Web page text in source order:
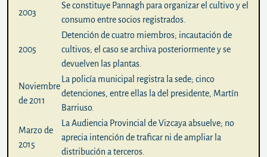
2003
Se constituye Pannagh para organizar el cultivo y el
consumo entre socios registrados.
2005
Detención de cuatro miembros; incautación de
cultivos; el caso se archiva posteriormente y se
devuelven las plantas.
Noviembre
de 2011
La policía municipal registra la sede; cinco
detenciones, entre ellas la del presidente, Martín
Barriuso.
Marzo de
2015
La Audiencia Provincial de Vizcaya absuelve; no
aprecia intención de traficar ni de ampliar la
distribución a terceros.